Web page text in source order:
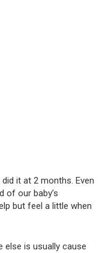
did it at 2 months. Even
of our baby’s
but feel a little when
else is usually cause